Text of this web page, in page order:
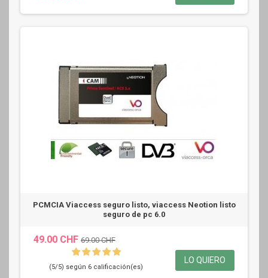
PCMCIA Viaccess seguro listo, viaccess Neotion listo
seguro de pc 6.0
49.00 CHF 69.00 CHF
(5/5) según 6 calificación(es)
LO QUIERO